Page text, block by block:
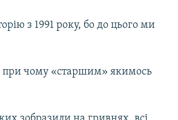
з 1991 року, бо до цього ми
при чому «старшим» якимось